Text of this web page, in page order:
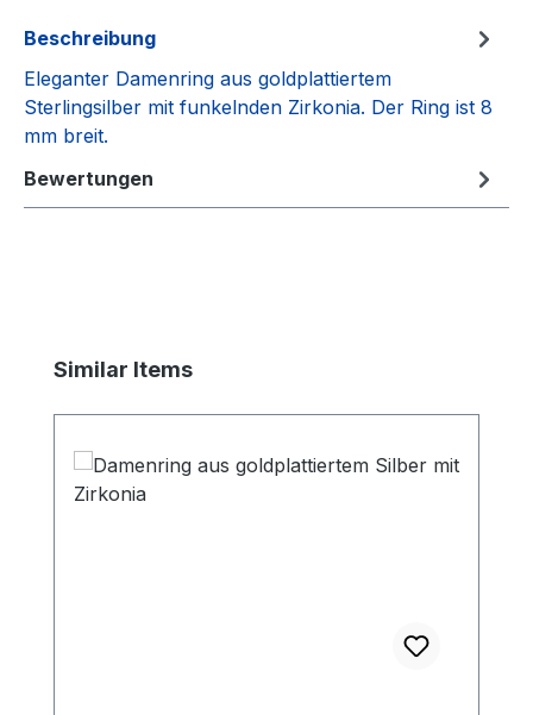
Beschreibung
Eleganter Damenring aus goldplattiertem
Sterlingsilber mit funkelnden Zirkonia. Der Ring ist 8
mm breit.
Bewertungen
Produktgalerie überspringen
Similar Items